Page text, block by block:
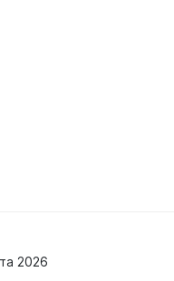
2026